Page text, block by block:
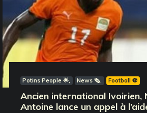
Potins People 🌟 News 🗞️ Football ⚽️
Ancien international Ivoirien,
Antoine lance un appel à